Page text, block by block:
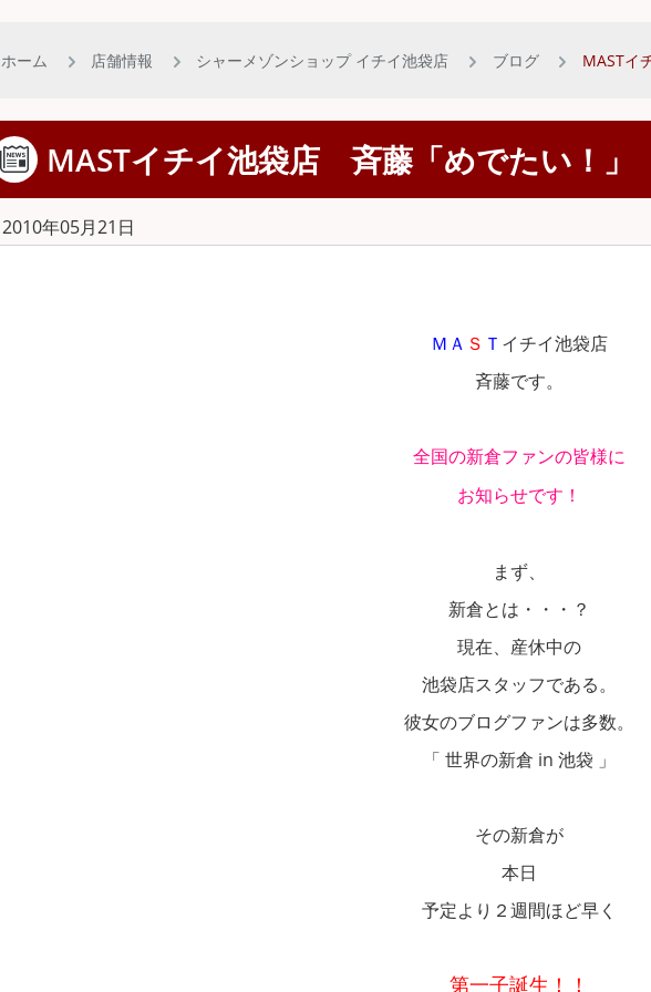
ホーム 店舗情報 シャーメゾンショップ イチイ池袋店 ブログ MASTイ
MASTイチイ池袋店 斉藤「めでたい！」
2010年05月21日
ＭＡ Ｓ Ｔ イチイ池袋店
斉藤です。
全国の新倉ファンの皆様に
お知らせです！
まず、
新倉とは・・・？
現在、産休中の
池袋店スタッフである。
彼女のブログファンは多数。
「 世界の新倉 in 池袋 」
その新倉が
本日
予定より２週間ほど早く
第一子誕生！！